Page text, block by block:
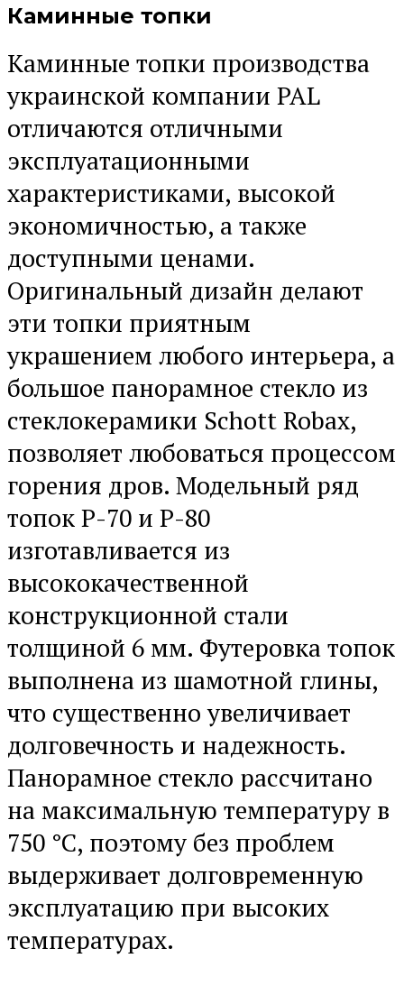
Каминные топки
Каминные топки производства
украинской компании PAL
отличаются отличными
эксплуатационными
характеристиками, высокой
экономичностью, а также
доступными ценами.
Оригинальный дизайн делают
эти топки приятным
украшением любого интерьера, а
большое панорамное стекло из
стеклокерамики Schott Robax,
позволяет любоваться процессом
горения дров. Модельный ряд
топок P-70 и P-80
изготавливается из
высококачественной
конструкционной стали
толщиной 6 мм. Футеровка топок
выполнена из шамотной глины,
что существенно увеличивает
долговечность и надежность.
Панорамное стекло рассчитано
на максимальную температуру в
750 °C, поэтому без проблем
выдерживает долговременную
эксплуатацию при высоких
температурах.